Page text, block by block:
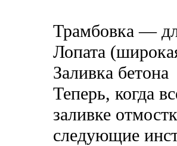
Трамбовка —
Лопата
Заливка бетона
Теперь, когда
заливке
следующие